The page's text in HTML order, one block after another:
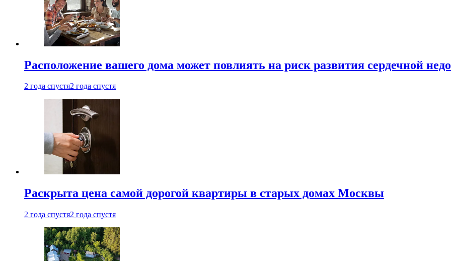
Расположение вашего дома может повлиять на риск развития сердечной
2 года спустя2 года спустя
Раскрыта цена самой дорогой квартиры в старых домах Москвы
2 года спустя2 года спустя